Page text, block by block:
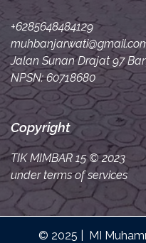
+6285648484129
Jalan Sunan Drajat 97
NPSN: 60718680
Copyright
TIK MIMBAR 15© 2023
under terms of services
© 2025 | MI